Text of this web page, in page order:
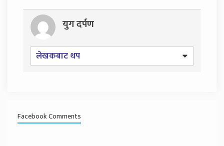
युग दर्पण
लेखकबाट थप
Facebook Comments